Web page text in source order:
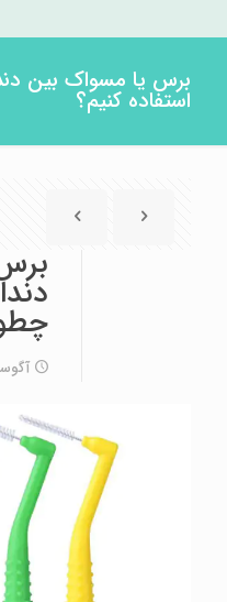
برس یا مسواک بین
استفاده کنیم؟
آگوست